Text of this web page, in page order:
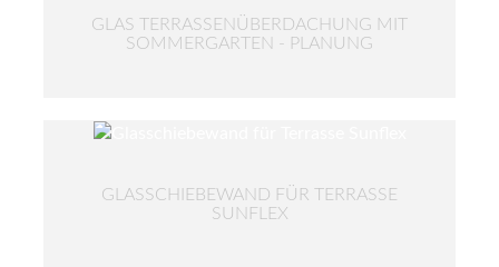
GLAS TERRASSENÜBERDACHUNG MIT
SOMMERGARTEN - PLANUNG
GLASSCHIEBEWAND FÜR TERRASSE
SUNFLEX